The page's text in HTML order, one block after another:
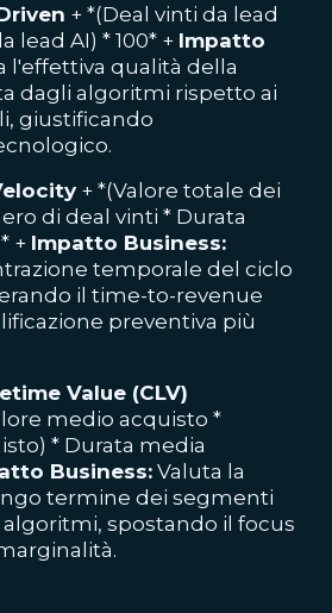
+ *(Deal vinti da lead
lead AI) * 100* + Impatto
l'effettiva qualità della
dagli algoritmi rispetto ai
giustificando
+ *(Valore totale dei
di deal vinti * Durata
+ Impatto Business:
temporale del ciclo
il time-to-revenue
preventiva più
Value (CLV)
medio acquisto *
* Durata media
Business:Valuta la
termine dei segmenti
spostando il focus